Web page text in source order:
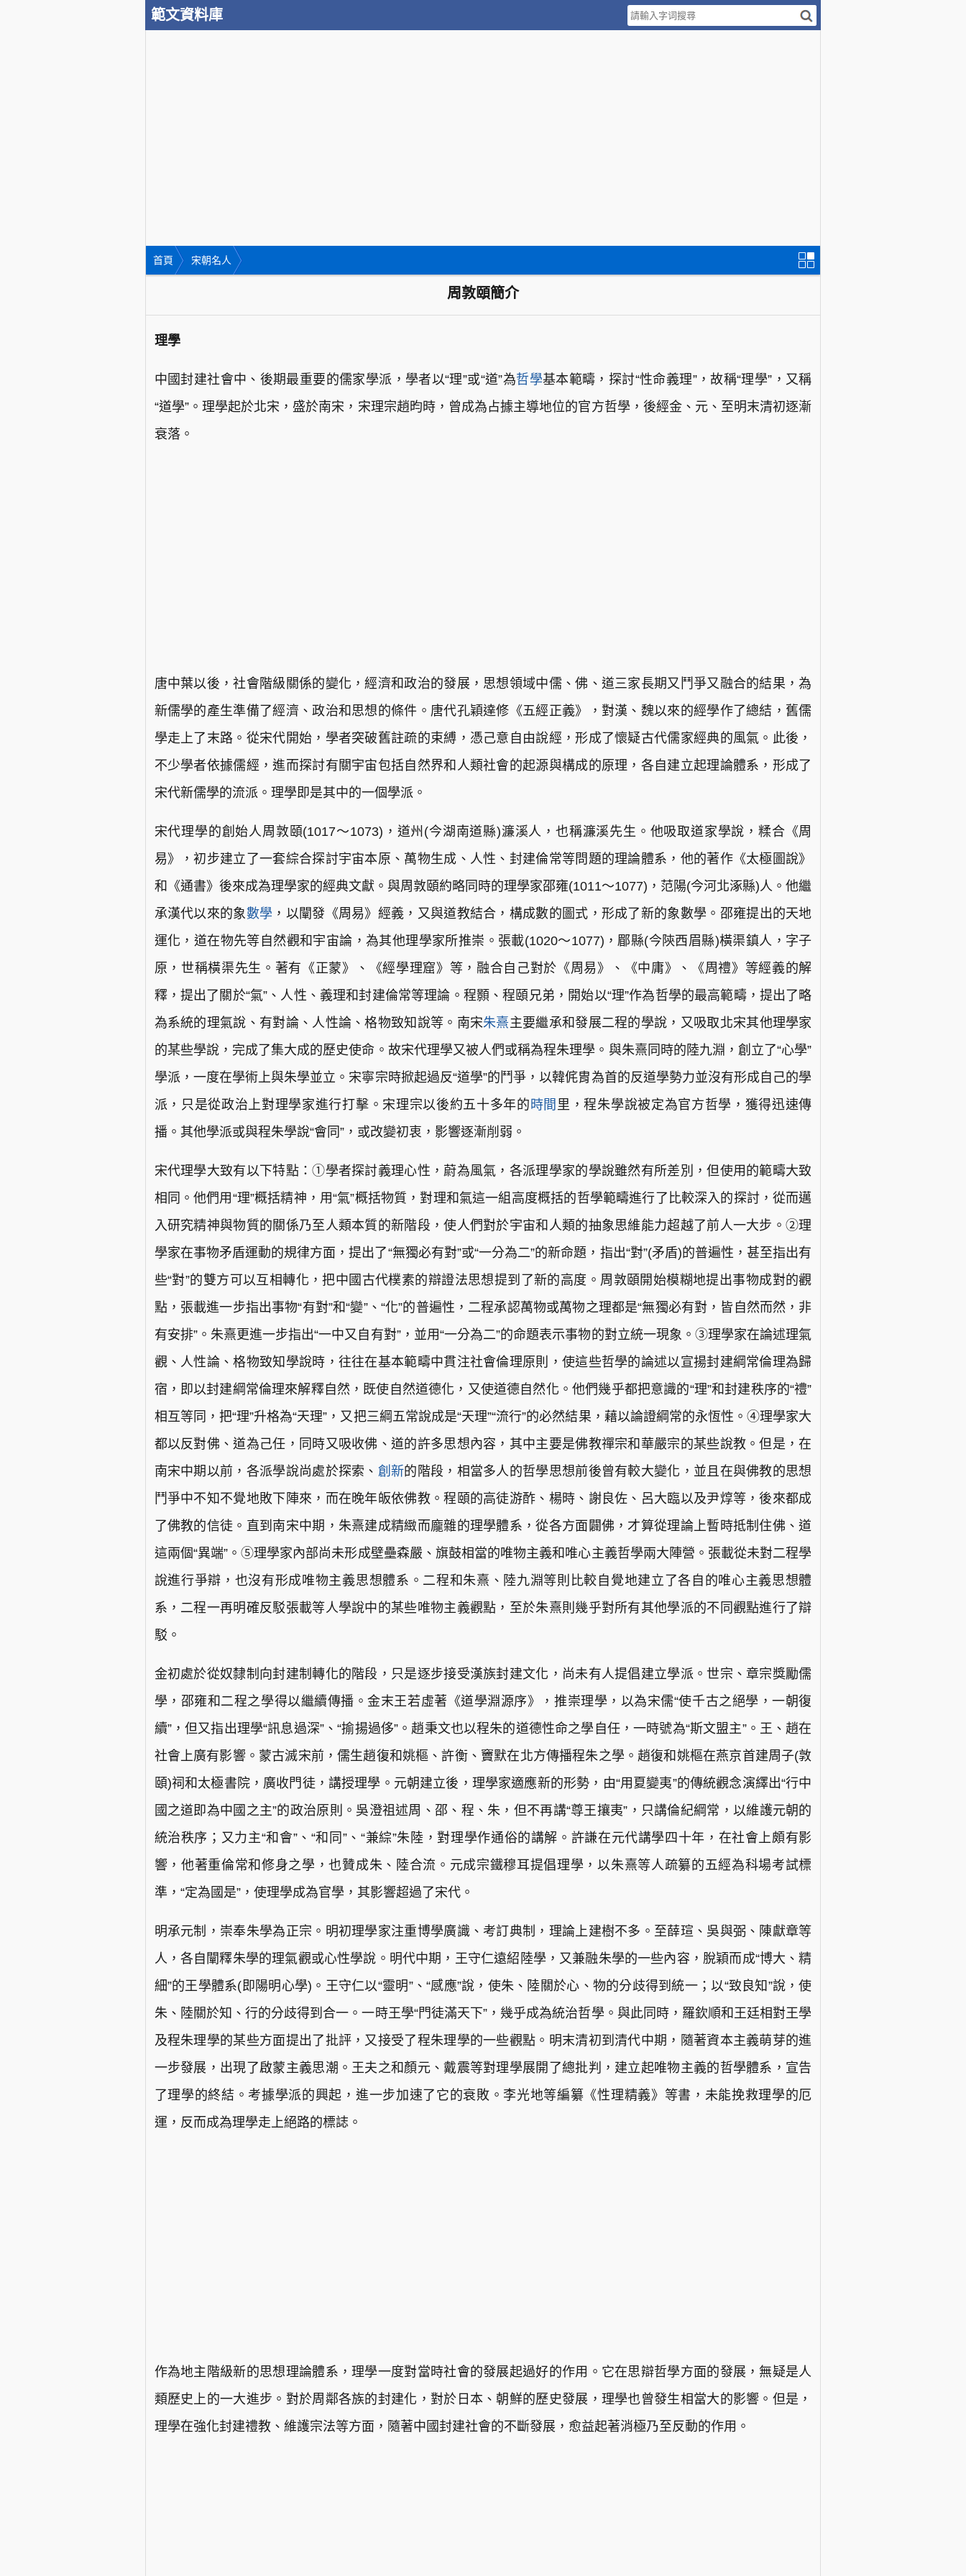
範文資料庫
首頁 宋朝名人
周敦頤簡介
理學
中國封建社會中、後期最重要的儒家學派，學者以“理”或“道”為哲學基本範疇，探討“性命義理”，故稱“理學”，又稱
“道學”。理學起於北宋，盛於南宋，宋理宗趙昀時，曾成為占據主導地位的官方哲學，後經金、元、至明末清初逐漸
衰落。
唐中葉以後，社會階級關係的變化，經濟和政治的發展，思想領域中儒、佛、道三家長期又鬥爭又融合的結果，為
新儒學的產生準備了經濟、政治和思想的條件。唐代孔穎達修《五經正義》，對漢、魏以來的經學作了總結，舊儒
學走上了末路。從宋代開始，學者突破舊註疏的束縛，憑己意自由說經，形成了懷疑古代儒家經典的風氣。此後，
不少學者依據儒經，進而探討有關宇宙包括自然界和人類社會的起源與構成的原理，各自建立起理論體系，形成了
宋代新儒學的流派。理學即是其中的一個學派。
宋代理學的創始人周敦頤(1017～1073)，道州(今湖南道縣)濂溪人，也稱濂溪先生。他吸取道家學說，糅合《周
易》，初步建立了一套綜合探討宇宙本原、萬物生成、人性、封建倫常等問題的理論體系，他的著作《太極圖說》
和《通書》後來成為理學家的經典文獻。與周敦頤約略同時的理學家邵雍(1011～1077)，范陽(今河北涿縣)人。他繼
承漢代以來的象數學 ，以闡發《周易》經義，又與道教結合，構成數的圖式，形成了新的象數學。邵雍提出的天地
運化，道在物先等自然觀和宇宙論，為其他理學家所推崇。張載(1020～1077)，郿縣(今陝西眉縣)橫渠鎮人，字子
原，世稱橫渠先生。著有《正蒙》、《經學理窟》等，融合自己對於《周易》、《中庸》、《周禮》等經義的解
釋，提出了關於“氣”、人性、義理和封建倫常等理論。程顥、程頤兄弟，開始以“理”作為哲學的最高範疇，提出了略
為系統的理氣說、有對論、人性論、格物致知說等。南宋朱熹主要繼承和發展二程的學說，又吸取北宋其他理學家
的某些學說，完成了集大成的歷史使命。故宋代理學又被人們或稱為程朱理學。與朱熹同時的陸九淵，創立了“心學”
學派，一度在學術上與朱學並立。宋寧宗時掀起過反“道學”的鬥爭，以韓侂胄為首的反道學勢力並沒有形成自己的學
派，只是從政治上對理學家進行打擊。宋理宗以後約五十多年的時間 里，程朱學說被定為官方哲學，獲得迅速傳
播。其他學派或與程朱學說“會同”，或改變初衷，影響逐漸削弱。
宋代理學大致有以下特點：①學者探討義理心性，蔚為風氣，各派理學家的學說雖然有所差別，但使用的範疇大致
相同。他們用“理”概括精神，用“氣”概括物質，對理和氣這一組高度概括的哲學範疇進行了比較深入的探討，從而邁
入研究精神與物質的關係乃至人類本質的新階段，使人們對於宇宙和人類的抽象思維能力超越了前人一大步。②理
學家在事物矛盾運動的規律方面，提出了“無獨必有對”或“一分為二”的新命題，指出“對”(矛盾)的普遍性，甚至指出有
些“對”的雙方可以互相轉化，把中國古代樸素的辯證法思想提到了新的高度。周敦頤開始模糊地提出事物成對的觀
點，張載進一步指出事物“有對”和“變”、“化”的普遍性，二程承認萬物或萬物之理都是“無獨必有對，皆自然而然，非
有安排”。朱熹更進一步指出“一中又自有對”，並用“一分為二”的命題表示事物的對立統一現象。③理學家在論述理氣
觀、人性論、格物致知學說時，往往在基本範疇中貫注社會倫理原則，使這些哲學的論述以宣揚封建綱常倫理為歸
宿，即以封建綱常倫理來解釋自然，既使自然道德化，又使道德自然化。他們幾乎都把意識的“理”和封建秩序的“禮”
相互等同，把“理”升格為“天理”，又把三綱五常說成是“天理”“流行”的必然結果，藉以論證綱常的永恆性。④理學家大
都以反對佛、道為己任，同時又吸收佛、道的許多思想內容，其中主要是佛教禪宗和華嚴宗的某些說教。但是，在
南宋中期以前，各派學說尚處於探索、 創新的階段，相當多人的哲學思想前後曾有較大變化，並且在與佛教的思想
鬥爭中不知不覺地敗下陣來，而在晚年皈依佛教。程頤的高徒游酢、楊時、謝良佐、呂大臨以及尹焞等，後來都成
了佛教的信徒。直到南宋中期，朱熹建成精緻而龐雜的理學體系，從各方面闢佛，才算從理論上暫時抵制住佛、道
這兩個“異端”。⑤理學家內部尚未形成壁壘森嚴、旗鼓相當的唯物主義和唯心主義哲學兩大陣營。張載從未對二程學
說進行爭辯，也沒有形成唯物主義思想體系。二程和朱熹、陸九淵等則比較自覺地建立了各自的唯心主義思想體
系，二程一再明確反駁張載等人學說中的某些唯物主義觀點，至於朱熹則幾乎對所有其他學派的不同觀點進行了辯
駁。
金初處於從奴隸制向封建制轉化的階段，只是逐步接受漢族封建文化，尚未有人提倡建立學派。世宗、章宗獎勵儒
學，邵雍和二程之學得以繼續傳播。金末王若虛著《道學淵源序》，推崇理學，以為宋儒“使千古之絕學，一朝復
續”，但又指出理學“訊息過深”、“揄揚過侈”。趙秉文也以程朱的道德性命之學自任，一時號為“斯文盟主”。王、趙在
社會上廣有影響。蒙古滅宋前，儒生趙復和姚樞、許衡、竇默在北方傳播程朱之學。趙復和姚樞在燕京首建周子(敦
頤)祠和太極書院，廣收門徒，講授理學。元朝建立後，理學家適應新的形勢，由“用夏變夷”的傳統觀念演繹出“行中
國之道即為中國之主”的政治原則。吳澄祖述周、邵、程、朱，但不再講“尊王攘夷”，只講倫紀綱常，以維護元朝的
統治秩序；又力主“和會”、“和同”、“兼綜”朱陸，對理學作通俗的講解。許謙在元代講學四十年，在社會上頗有影
響，他著重倫常和修身之學，也贊成朱、陸合流。元成宗鐵穆耳提倡理學，以朱熹等人疏纂的五經為科場考試標
準，“定為國是”，使理學成為官學，其影響超過了宋代。
明承元制，崇奉朱學為正宗。明初理學家注重博學廣識、考訂典制，理論上建樹不多。至薛瑄、吳與弼、陳獻章等
人，各自闡釋朱學的理氣觀或心性學說。明代中期，王守仁遠紹陸學，又兼融朱學的一些內容，脫穎而成“博大、精
細”的王學體系(即陽明心學)。王守仁以“靈明”、“感應”說，使朱、陸關於心、物的分歧得到統一；以“致良知”說，使
朱、陸關於知、行的分歧得到合一。一時王學“門徒滿天下”，幾乎成為統治哲學。與此同時，羅欽順和王廷相對王學
及程朱理學的某些方面提出了批評，又接受了程朱理學的一些觀點。明末清初到清代中期，隨著資本主義萌芽的進
一步發展，出現了啟蒙主義思潮。王夫之和顏元、戴震等對理學展開了總批判，建立起唯物主義的哲學體系，宣告
了理學的終結。考據學派的興起，進一步加速了它的衰敗。李光地等編纂《性理精義》等書，未能挽救理學的厄
運，反而成為理學走上絕路的標誌。
作為地主階級新的思想理論體系，理學一度對當時社會的發展起過好的作用。它在思辯哲學方面的發展，無疑是人
類歷史上的一大進步。對於周鄰各族的封建化，對於日本、朝鮮的歷史發展，理學也曾發生相當大的影響。但是，
理學在強化封建禮教、維護宗法等方面，隨著中國封建社會的不斷發展，愈益起著消極乃至反動的作用。